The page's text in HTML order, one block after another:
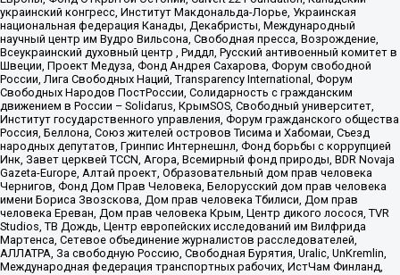
украинский конгресс, Институт Макдональда-Лорье, Украинская
национальная федерация Канады, Декабристы, Международный
научный центр им Вудро Вильсона, Свободная пресса, Возрождение,
Всеукраинский духовный центр , Риддл, Русский антивоенный комитет в
Швеции, Проект Медуза, Фонд Андрея Сахарова, Форум свободной
России, Лига Свободных Наций, Transparеncy International, Форум
Свободных Народов ПостРоссии, Солидарность с гражданским
движением в России – Solidarus, КрымSOS, Свободный университет,
Институт государственного управления, Форум гражданского общества
Россия, Беллона, Союз жителей островов Тисима и Хабомаи, Съезд
народных депутатов, Гринпис Интернешнл, Фонд борьбы с коррупцией
Инк, Завет церквей TCCN, Агора, Всемирный фонд природы, BDR Novaja
Gazeta-Europe, Алтай проект, Образовательный дом прав человека
Чернигов, Фонд Дом Прав Человека, Белорусский дом прав человека
имени Бориса Звозскова, Дом прав человека Тбилиси, Дом прав
человека Ереван, Дом прав человека Крым, Центр дикого лосося, TVR
Studios, ТВ Дождь, Центр европейских исследований им Вилфрида
Мартенса, Сетевое объединение журналистов расследователей,
АЛЛАТРА, За свободную Россию, Свободная Бурятия, Uralic, UnKremlin,
Международная федерация транспортных рабочих, ИстЧам Финланд,